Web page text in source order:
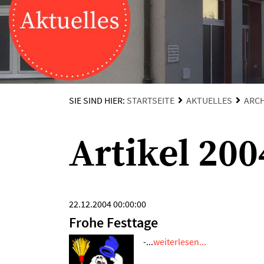
SIE SIND HIER: STARTSEITE AKTUELLES
Artikel
22.12.2004 00:00:00
Frohe Festtage
-...weiterlesen...